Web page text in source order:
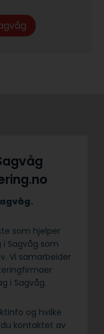
som hjelper
Sagvåg som
Vi samarbeider
i Sagvåg.
og hvilke
kontaktet av